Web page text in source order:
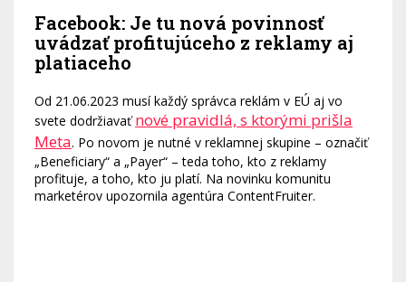
Facebook: Je tu nová povinnosť
uvádzať profitujúceho z reklamy aj
platiaceho
Od 21.06.2023 musí každý správca reklám v EÚ aj vo
svete dodržiavaťnové pravidlá, s ktorými prišla
Meta. Po novom je nutné v reklamnej skupine – označiť
„Beneficiary“ a „Payer“ – teda toho, kto z reklamy
profituje, a toho, kto ju platí. Na novinku komunitu
marketérov upozornila agentúra ContentFruiter.